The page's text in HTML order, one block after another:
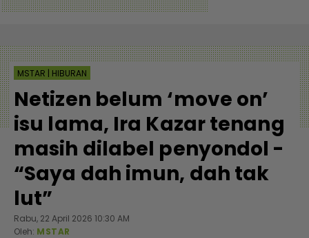
MSTAR | HIBURAN
Netizen belum ‘move on’
isu lama, Ira Kazar tenang
masih dilabel penyondol -
“Saya dah imun, dah tak
lut”
Rabu, 22 April 2026 10:30 AM
Oleh: MSTAR